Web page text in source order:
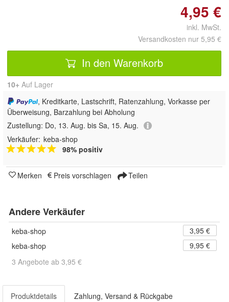
4,95 €
inkl. MwSt.
Versandkosten nur 5,95 €
In den Warenkorb
10+ Auf Lager
, Kreditkarte, Lastschrift, Ratenzahlung, Vorkasse per
Überweisung, Barzahlung bei Abholung
Zustellung: Do, 13. Aug. bis Sa, 15. Aug.
Verkäufer: keba-shop
98% positiv
Merken Preis vorschlagen Teilen
Andere Verkäufer
keba-shop
3,95 €
keba-shop
9,95 €
3 Angebote ab 3,95 €
Produktdetails Zahlung, Versand & Rückgabe